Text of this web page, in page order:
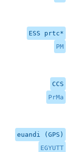
ESS prtc*
PM
CCS
PrMa
euandi (GPS)
EGYUTT